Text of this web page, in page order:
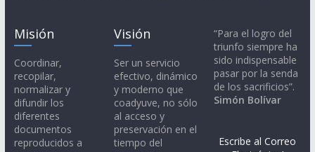
Misión
Coordinar,
recopilar,
normalizar y
difundir los
diferentes
documentos
reproducidos a
Visión
Ser un servicio
efectivo, dinámico
y moderno que
coadyuve, no sólo
al acceso y
preservación en el
tiempo del
“Para el logro del
triunfo siempre ha
sido indispensable
pasar por la senda
de los sacrificios”.
Simón Bolívar
Escribe al Correo